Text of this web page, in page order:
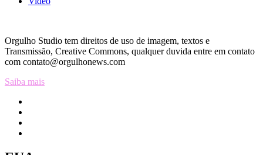
Orgulho Studio tem direitos de uso de imagem, textos e
Transmissão, Creative Commons, qualquer duvida entre em contato
com contato@orgulhonews.com
Saiba mais